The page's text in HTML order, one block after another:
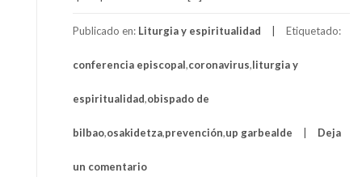
Publicado en: Liturgia y espiritualidad Etiquetado:
conferencia episcopal,coronavirus,liturgia y
espiritualidad,obispado de
bilbao,osakidetza,prevención,up garbealde Deja
un comentario